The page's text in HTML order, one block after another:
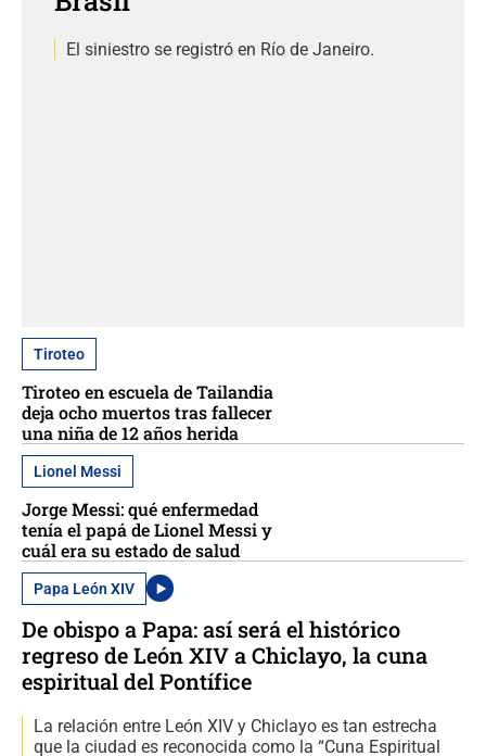
El siniestro se registró en Río de Janeiro.
Tiroteo
Tiroteo en escuela de Tailandia
deja ocho muertos tras fallecer
una niña de 12 años herida
Lionel Messi
Jorge Messi: qué enfermedad
tenía el papá de Lionel Messi y
cuál era su estado de salud
Papa León XIV
De obispo a Papa: así será el histórico
regreso de León XIV a Chiclayo, la cuna
espiritual del Pontífice
La relación entre León XIV y Chiclayo es tan estrecha
que la ciudad es reconocida como la “Cuna Espiritual